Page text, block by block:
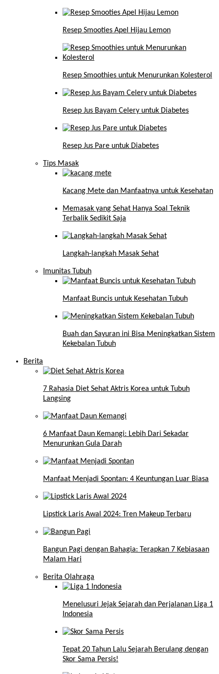
Resep Smooties Apel Hijau Lemon
Resep Smoothies untuk Menurunkan Kolesterol
Resep Jus Bayam Celery untuk Diabetes
Resep Jus Pare untuk Diabetes
Tips Masak
Kacang Mete dan Manfaatnya untuk Kesehatan
Memasak yang Sehat Hanya Soal Teknik
Terbalik Sedikit Saja
Langkah-langkah Masak Sehat
Imunitas Tubuh
Manfaat Buncis untuk Kesehatan Tubuh
Buah dan Sayuran ini Bisa Meningkatkan Sistem
Kekebalan Tubuh
Berita
7 Rahasia Diet Sehat Aktris Korea untuk Tubuh
Langsing
6 Manfaat Daun Kemangi: Lebih Dari Sekadar
Menurunkan Gula Darah
Manfaat Menjadi Spontan: 4 Keuntungan Luar Biasa
Lipstick Laris Awal 2024: Tren Makeup Terbaru
Bangun Pagi dengan Bahagia: Terapkan 7 Kebiasaan
Malam Hari
Berita Olahraga
Menelusuri Jejak Sejarah dan Perjalanan Liga 1
Indonesia
Tepat 20 Tahun Lalu Sejarah Berulang dengan
Skor Sama Persis!